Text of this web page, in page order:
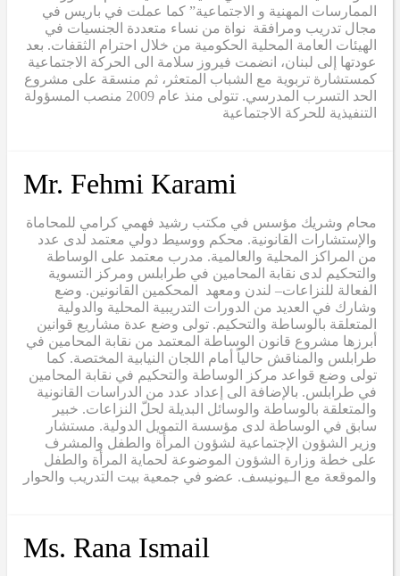
الممارسات المهنية و الاجتماعية” كما عملت في باريس في
مجال تدريب ومرافقة نواة من نساء متعددة الجنسيات في
الهيئات العامة المحلية الحكومية من خلال احترام الثقفات. بعد
عودتها إلى لبنان، انضمت فيروز سلامة الى الحركة الاجتماعية
كمستشارة تربوية مع الشباب المتعثر، ثم منسقة على مشروع
الحد التسرب المدرسي. تتولى منذ عام 2009 منصب المسؤولة
التنفيذية للحركة الاجتماعية
Mr. Fehmi Karami
محام وشريك مؤسس في مكتب رشيد فهمي كرامي للمحاماة
والإستشارات القانونية. محكم ووسيط دولي معتمد لدى عدد
من المراكز المحلية والعالمية. مدرب معتمد على الوساطة
والتحكيم لدى نقابة المحامين في طرابلس ومركز التسوية
الفعالة للنزاعات– لندن ومعهد المحكمين القانونين. وضع
وشارك في العديد من الدورات التدريبية المحلية والدولية
المتعلقة بالوساطة والتحكيم. تولى وضع عدة مشاريع قوانين
أبرزها مشروع قانون الوساطة المعتمد من نقابة المحامين في
طرابلس والمناقش حالياً أمام اللجان النيابية المختصة. كما
تولى وضع قواعد مركز الوساطة والتحكيم في نقابة المحامين
في طرابلس. بالإضافة الى إعداد عدد من الدراسات القانونية
والمتعلقة بالوساطة والوسائل البديلة لحلّ النزاعات. خبير
سابق في الوساطة لدى مؤسسة التمويل الدولية. مستشار
وزير الشؤون الإجتماعية لشؤون المرأة والطفل والمشرف
على خطة وزارة الشؤون الموضوعة لحماية المرأة والطفل
والموقعة مع الـيونيسف. عضو في جمعية بيت التدريب والحوار
Ms. Rana Ismail